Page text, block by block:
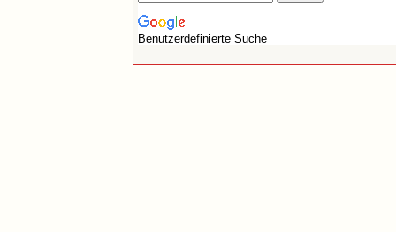
Benutzerdefinierte Suche